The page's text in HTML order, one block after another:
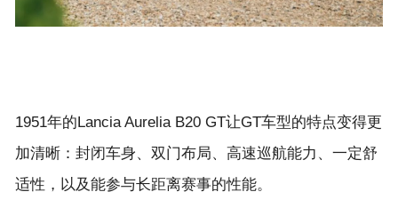
1951年的Lancia Aurelia B20 GT让GT车型的特点变得更
加清晰：封闭车身、双门布局、高速巡航能力、一定舒